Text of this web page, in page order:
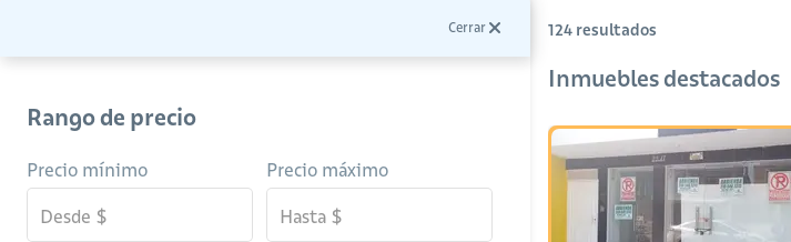
Cerrar
Rango de precio
Precio mínimo Precio máximo
124 resultados
Inmuebles destacados